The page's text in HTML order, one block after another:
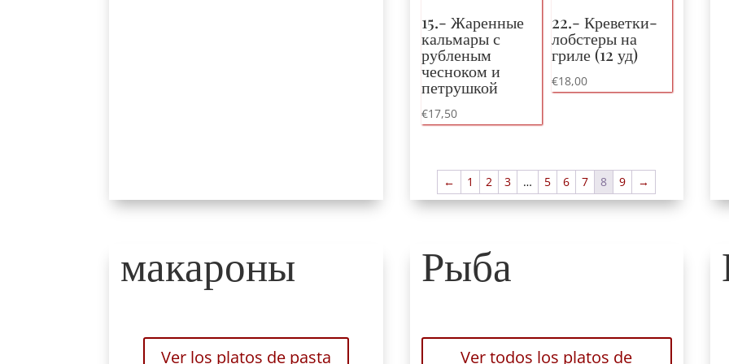
15.- Жаренные
кальмары с
рубленым
чесноком и
петрушкой
€17,50
22.- Креветки-
лобстеры на
гриле (12 уд)
€18,00
← 1 2 3 … 5 6 7 8 9 →
макароны
Ver los platos de pasta
Рыба
Ver todos los platos de